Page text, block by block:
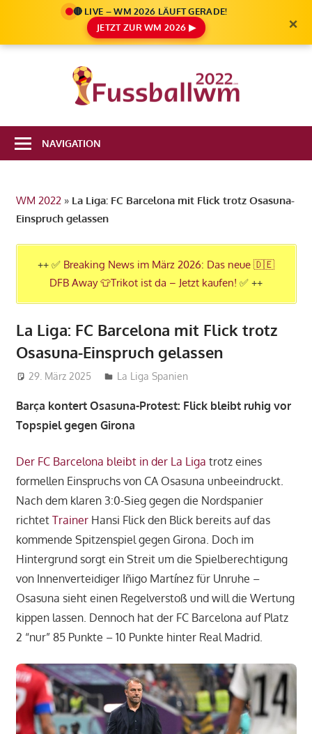
🔴 LIVE – WM 2026 LÄUFT GERADE!
JETZT ZUR WM 2026 ▶
×
Infos
2022
in
Katar
NAVIGATION
WM 2022» La Liga: FC Barcelona mit Flick trotz Osasuna-
Einspruch gelassen
++ ✅ Breaking News im März 2026: Das neue 🇩🇪
DFB Away 👕Trikot ist da – Jetzt kaufen! ✅ ++
La Liga: FC Barcelona mit Flick trotz
Osasuna-Einspruch gelassen
29. März 2025 admin_wm2022
La Liga Spanien
Barça kontert Osasuna-Protest: Flick bleibt ruhig vor
Topspiel gegen Girona
Der FC Barcelona bleibt in der La Liga trotz eines
formellen Einspruchs von CA Osasuna unbeeindruckt.
Nach dem klaren 3:0-Sieg gegen die Nordspanier
richtet TrainerHansi Flick den Blick bereits auf das
kommende Spitzenspiel gegen Girona. Doch im
Hintergrund sorgt ein Streit um die Spielberechtigung
von Innenverteidiger Iñigo Martínez für Unruhe –
Osasuna sieht einen Regelverstoß und will die Wertung
kippen lassen. Dennoch hat der FC Barcelona auf Platz
2 “nur” 85 Punkte – 10 Punkte hinter Real Madrid.